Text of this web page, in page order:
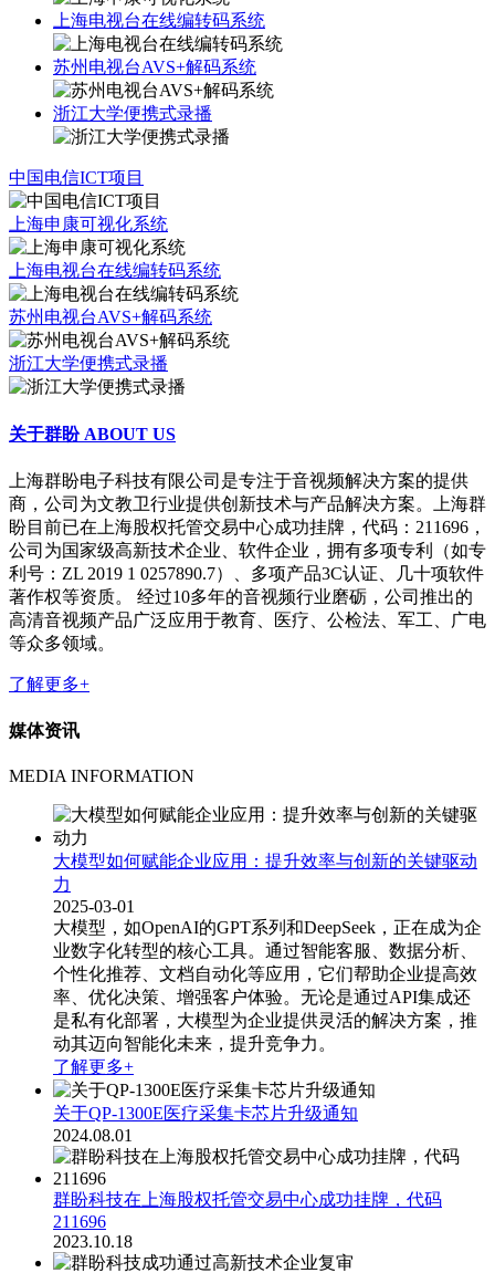
上海电视台在线编转码系统
苏州电视台AVS+解码系统
浙江大学便携式录播
中国电信ICT项目
上海申康可视化系统
上海电视台在线编转码系统
苏州电视台AVS+解码系统
浙江大学便携式录播
关于群盼 ABOUT US
上海群盼电子科技有限公司是专注于音视频解决方案的提供
商，公司为文教卫行业提供创新技术与产品解决方案。上海群
盼目前已在上海股权托管交易中心成功挂牌，代码：211696，
公司为国家级高新技术企业、软件企业，拥有多项专利（如专
利号：ZL 2019 1 0257890.7）、多项产品3C认证、几十项软件
著作权等资质。 经过10多年的音视频行业磨砺，公司推出的
高清音视频产品广泛应用于教育、医疗、公检法、军工、广电
等众多领域。
了解更多+
媒体资讯
MEDIA INFORMATION
大模型如何赋能企业应用：提升效率与创新的关键驱动
力
2025-03-01
大模型，如OpenAI的GPT系列和DeepSeek，正在成为企
业数字化转型的核心工具。通过智能客服、数据分析、
个性化推荐、文档自动化等应用，它们帮助企业提高效
率、优化决策、增强客户体验。无论是通过API集成还
是私有化部署，大模型为企业提供灵活的解决方案，推
动其迈向智能化未来，提升竞争力。
了解更多+
关于QP-1300E医疗采集卡芯片升级通知
2024.08.01
群盼科技在上海股权托管交易中心成功挂牌，代码
211696
2023.10.18